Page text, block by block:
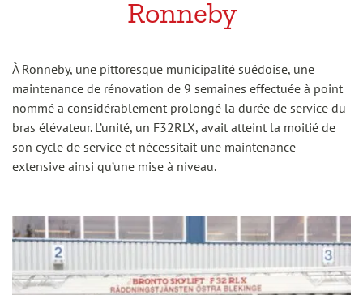
Ronneby
À Ronneby, une pittoresque municipalité suédoise, une
maintenance de rénovation de 9 semaines effectuée à point
nommé a considérablement prolongé la durée de service du
bras élévateur. L’unité, un F32RLX, avait atteint la moitié de
son cycle de service et nécessitait une maintenance
extensive ainsi qu’une mise à niveau.